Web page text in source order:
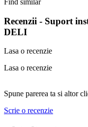
Find similar
Recenzii - Suport
DELI
Lasa o recenzie
Lasa o recenzie
Spune parerea ta si altor
Scrie o recenzie